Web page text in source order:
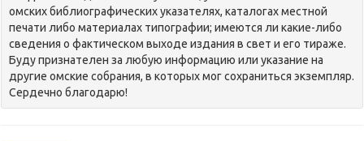
омских библиографических указателях, каталогах местной
печати либо материалах типографии; имеются ли какие-либо
сведения о фактическом выходе издания в свет и его тираже.
Буду признателен за любую информацию или указание на
другие омские собрания, в которых мог сохраниться экземпляр.
Сердечно благодарю!